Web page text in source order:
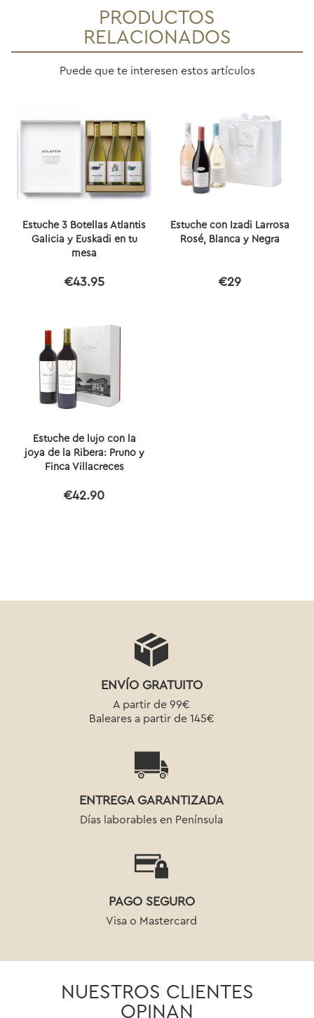
PRODUCTOS
RELACIONADOS
Puede que te interesen estos artículos
Estuche 3 Botellas Atlantis
Galicia y Euskadi en tu
mesa
€43.95
Estuche con Izadi Larrosa
Rosé, Blanca y Negra
€29
Estuche de lujo con la
joya de la Ribera: Pruno y
Finca Villacreces
€42.90
ENVÍO GRATUITO
A partir de 99€
Baleares a partir de 145€
ENTREGA GARANTIZADA
Días laborables en Península
PAGO SEGURO
Visa o Mastercard
NUESTROS CLIENTES
OPINAN